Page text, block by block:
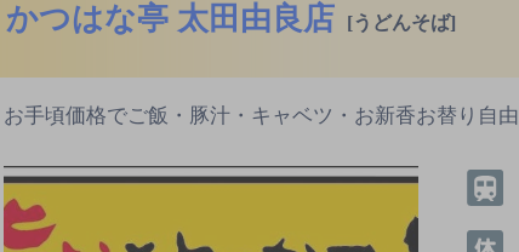
かつはな亭 太田由良店 [うどんそば]
お手頃価格でご飯・豚汁・キャベツ・お新香お替り自由